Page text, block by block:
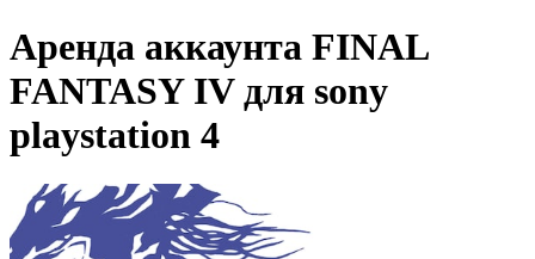
Аренда аккаунта FINAL
FANTASY IV для sony
playstation 4